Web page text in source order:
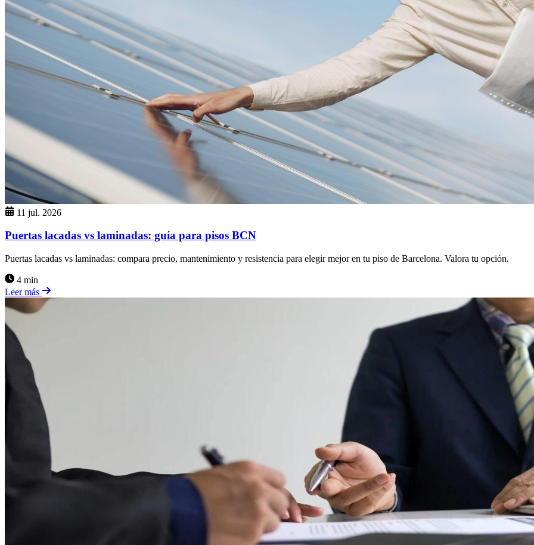
11 jul. 2026
Puertas lacadas vs laminadas: guía para pisos BCN
Puertas lacadas vs laminadas: compara precio, mantenimiento y resistencia para elegir mejor en tu piso de Barcelona. Valora tu opción.
4 min
Leer más